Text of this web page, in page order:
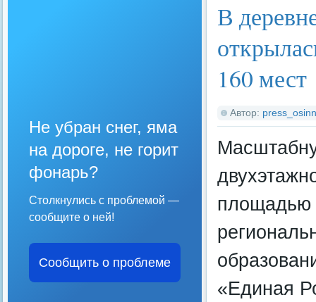
В
160 мест
Автор:
площадью
«Единая
Не убран снег, яма
на дороге, не горит
фонарь?
Столкнулись с проблемой —
сообщите о ней!
Сообщить о проблеме